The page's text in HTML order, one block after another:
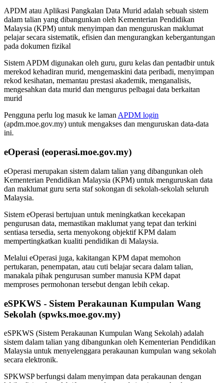
APDM atau Aplikasi Pangkalan Data Murid adalah sebuah sistem
dalam talian yang dibangunkan oleh Kementerian Pendidikan
Malaysia (KPM) untuk menyimpan dan menguruskan maklumat
pelajar secara sistematik, efisien dan mengurangkan kebergantungan
pada dokumen fizikal
Sistem APDM digunakan oleh guru, guru kelas dan pentadbir untuk
merekod kehadiran murid, mengemaskini data peribadi, menyimpan
rekod kesihatan, memantau prestasi akademik, menganalisis,
mengesahkan data murid dan mengurus pelbagai data berkaitan
murid
Pengguna perlu log masuk ke laman APDM login
(apdm.moe.gov.my) untuk mengakses dan menguruskan data-data
ini.
eOperasi (eoperasi.moe.gov.my)
eOperasi merupakan sistem dalam talian yang dibangunkan oleh
Kementerian Pendidikan Malaysia (KPM) untuk menguruskan data
dan maklumat guru serta staf sokongan di sekolah-sekolah seluruh
Malaysia.
Sistem eOperasi bertujuan untuk meningkatkan kecekapan
pengurusan data, memastikan maklumat yang tepat dan terkini
sentiasa tersedia, serta menyokong objektif KPM dalam
mempertingkatkan kualiti pendidikan di Malaysia.
Melalui eOperasi juga, kakitangan KPM dapat memohon
pertukaran, penempatan, atau cuti belajar secara dalam talian,
manakala pihak pengurusan sumber manusia KPM dapat
memproses permohonan tersebut dengan lebih cekap.
eSPKWS - Sistem Perakaunan Kumpulan Wang
Sekolah (spwks.moe.gov.my)
eSPKWS (Sistem Perakaunan Kumpulan Wang Sekolah) adalah
sistem dalam talian yang dibangunkan oleh Kementerian Pendidikan
Malaysia untuk menyelenggara perakaunan kumpulan wang sekolah
secara elektronik.
SPKWSP berfungsi dalam menyimpan data perakaunan dengan